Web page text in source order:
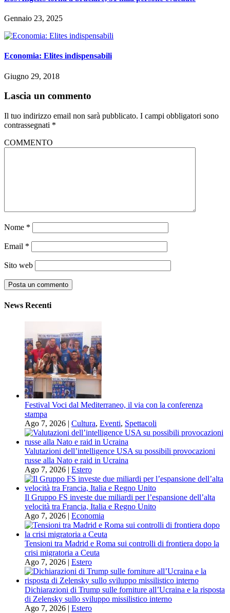
Gennaio 23, 2025
Economia: Elites indispensabili
Giugno 29, 2018
Lascia un commento
Il tuo indirizzo email non sarà pubblicato. I campi obbligatori sono
contrassegnati *
COMMENTO
Nome *
Email *
Sito web
News Recenti
Festival Voci dal Mediterraneo, il via con la conferenza
stampa
Ago 7, 2026 | Cultura, Eventi, Spettacoli
Valutazioni dell’intelligence USA su possibili provocazioni
russe alla Nato e raid in Ucraina
Ago 7, 2026 | Estero
Il Gruppo FS investe due miliardi per l’espansione dell’alta
velocità tra Francia, Italia e Regno Unito
Ago 7, 2026 | Economia
Tensioni tra Madrid e Roma sui controlli di frontiera dopo la
crisi migratoria a Ceuta
Ago 7, 2026 | Estero
Dichiarazioni di Trump sulle forniture all’Ucraina e la risposta
di Zelensky sullo sviluppo missilistico interno
Ago 7, 2026 | Estero